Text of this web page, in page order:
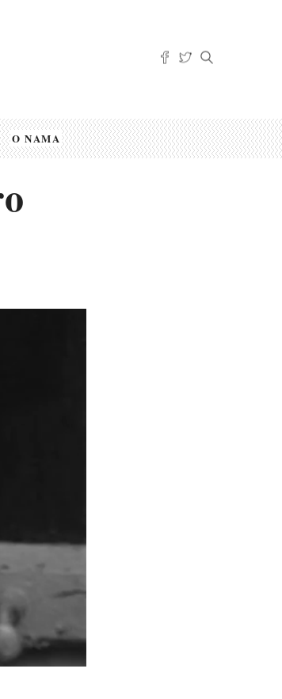
O NAMA